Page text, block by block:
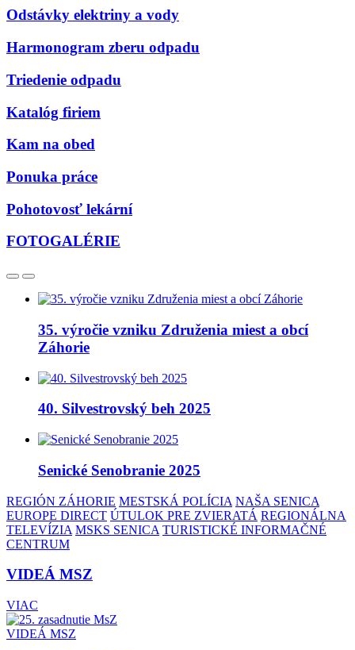
Odstávky elektriny a vody
Harmonogram zberu odpadu
Triedenie odpadu
Katalóg firiem
Kam na obed
Ponuka práce
Pohotovosť lekární
FOTOGALÉRIE
35. výročie vzniku Združenia miest a obcí
Záhorie
40. Silvestrovský beh 2025
Senické Senobranie 2025
REGIÓN ZÁHORIE MESTSKÁ POLÍCIA NAŠA SENICA
EUROPE DIRECT ÚTULOK PRE ZVIERATÁ REGIONÁLNA
TELEVÍZIA MSKS SENICA TURISTICKÉ INFORMAČNÉ
CENTRUM
VIDEÁ MSZ
VIAC
VIDEÁ MSZ